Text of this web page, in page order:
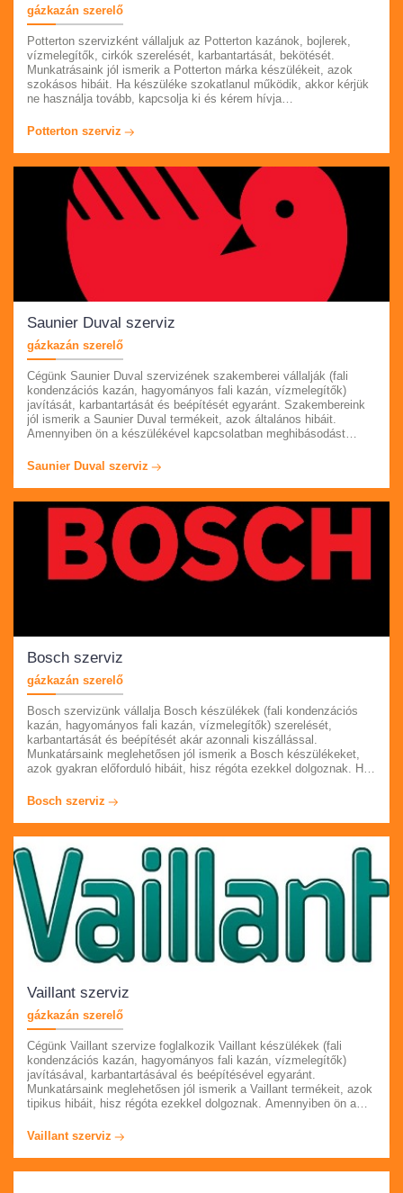
gázkazán szerelő
Potterton szervizként vállaljuk az Potterton kazánok, bojlerek,
vízmelegítők, cirkók szerelését, karbantartását, bekötését.
Munkatrásaink jól ismerik a Potterton márka készülékeit, azok
szokásos hibáit. Ha készüléke szokatlanul működik, akkor kérjük
ne használja tovább, kapcsolja ki és kérem hívja
rendelkezésére egész Pest megyében, akár azonnali kiszállással.
Potterton szerviz
Saunier Duval szerviz
gázkazán szerelő
Cégünk Saunier Duval szervizének szakemberei vállalják (fali
kondenzációs kazán, hagyományos fali kazán, vízmelegítők)
javítását, karbantartását és beépítését egyaránt. Szakembereink
jól ismerik a Saunier Duval termékeit, azok általános hibáit.
Amennyiben ön a készülékével kapcsolatban meghibásodást
telefonszámon. Az év minden napján állunk rendelkezésére,
Saunier Duval szerviz
Bosch szerviz
gázkazán szerelő
Bosch szervizünk vállalja Bosch készülékek (fali kondenzációs
kazán, hagyományos fali kazán, vízmelegítők) szerelését,
karbantartását és beépítését akár azonnali kiszállással.
Munkatársaink meglehetősen jól ismerik a Bosch készülékeket,
azok gyakran előforduló hibáit, hisz régóta ezekkel dolgoznak. Ha
akkor kérem hívja ügyfélszolgálatunkat. Budapesten és Pest
Bosch szerviz
Vaillant szerviz
gázkazán szerelő
Cégünk Vaillant szervize foglalkozik Vaillant készülékek (fali
kondenzációs kazán, hagyományos fali kazán, vízmelegítők)
javításával, karbantartásával és beépítésével egyaránt.
Munkatársaink meglehetősen jól ismerik a Vaillant termékeit, azok
tipikus hibáit, hisz régóta ezekkel dolgoznak. Amennyiben ön a
ügyfélszolgálatunkat. Egész Pest megyében, az év minden napján
Vaillant szerviz